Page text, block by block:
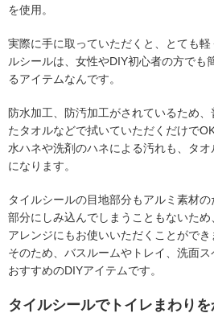
を使用。
実際に手に取っていただくと、とても
ルシールは、女性やDIY初心者の方でも
るアイテムなんです。
防水加工、防汚加工がされているため
たタオルなどで拭いていただくだけでOK
水ハネや洗剤のハネによる汚れも、タ
になります。
タイルシールの目地部分もアルミ素材
部分にしみ込んでしまうこともないた
アレンジにもお使いいただくことができ
そのため、バスルームやトレイ、洗面
おすすめのDIYアイテムです。
タイルシールでトイレまわり